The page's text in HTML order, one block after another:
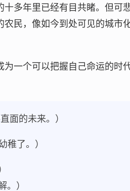
多年里已经有目共睹。但可
民，像如今到处可见的城市
一个可以把握自己命运的时
面的未来。）
稚了。）
。）